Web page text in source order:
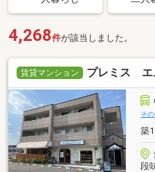
4,268件が該当しました。
賃貸マンション プレミス エ
そ
築
段